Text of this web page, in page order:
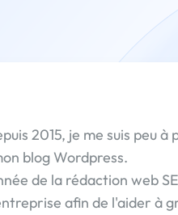
2015, je me suis peu
blog Wordpress.
de la rédaction web
afin de l'aider à